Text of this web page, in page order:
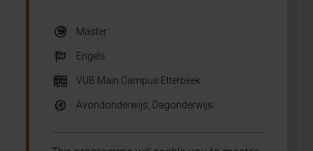
Master
Engels
VUB Main Campus Etterbeek
Avondonderwijs, Dagonderwijs